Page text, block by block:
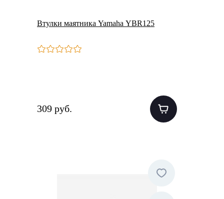
Втулки маятника Yamaha YBR125
309 руб.